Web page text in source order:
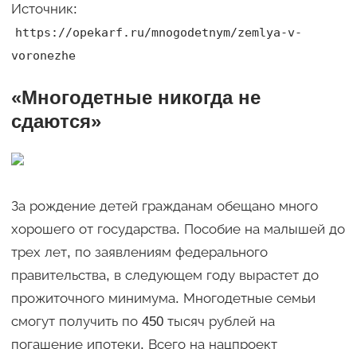
Источник:
https://opekarf.ru/mnogodetnym/zemlya-v-
voronezhe
«Многодетные никогда не
сдаются»
За рождение детей гражданам обещано много
хорошего от государства. Пособие на малышей до
трех лет, по заявлениям федерального
правительства, в следующем году вырастет до
прожиточного минимума. Многодетные семьи
смогут получить по 450 тысяч рублей на
погашение ипотеки. Всего на нацпроект